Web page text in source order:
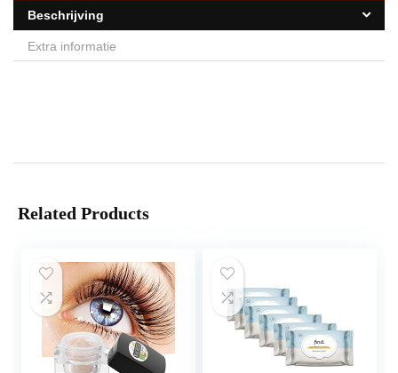
Beschrijving
Extra informatie
Related Products